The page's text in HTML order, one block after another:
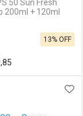
sem Desconto
cada
sem Desconto
cada
50 Sun Fresh
200ml + 120ml
,85
13% OFF
FAVORITOS